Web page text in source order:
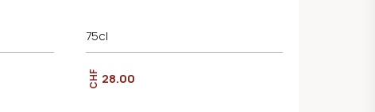
75cl
CHF 28.00